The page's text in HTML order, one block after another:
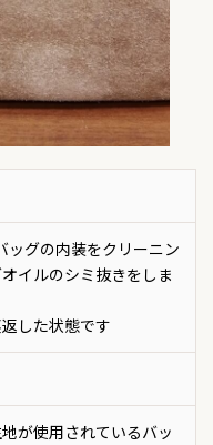
ッグの内装をクリーニン
イルのシミ抜きをしま
した状態です
が使用されているバッ